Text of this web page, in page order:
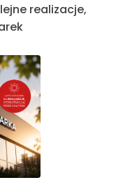
realizacje,